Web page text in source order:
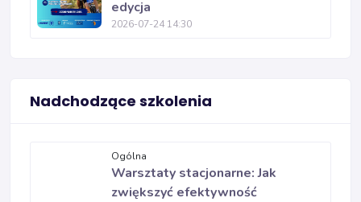
edycja
2026-07-24 14:30
Nadchodzące szkolenia
Ogólna
Warsztaty stacjonarne: Jak
zwiększyć efektywność